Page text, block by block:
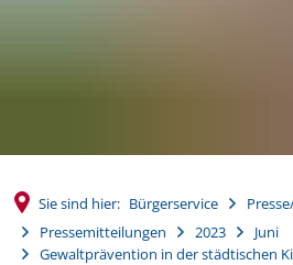
Sie sind hier: Bürgerservice
Pressemitteilungen
2023
Juni
Gewaltprävention in der städtischen